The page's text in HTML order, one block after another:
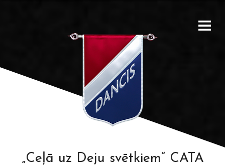
„Ceļā uz Deju svētkiem“ CATA